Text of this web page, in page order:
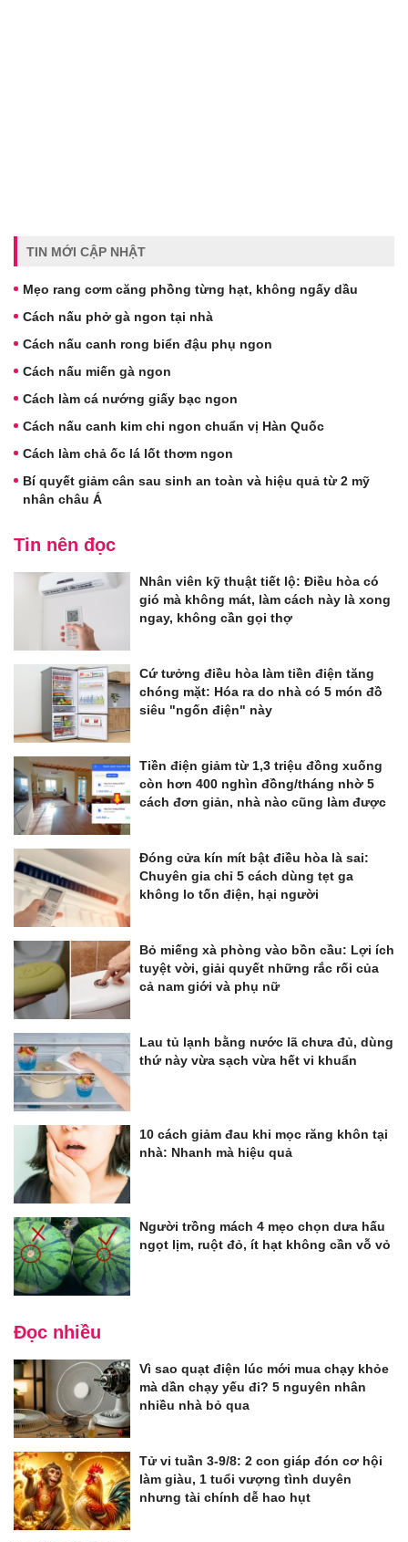
TIN MỚI CẬP NHẬT
Mẹo rang cơm căng phồng từng hạt, không ngấy dầu
Cách nấu phở gà ngon tại nhà
Cách nấu canh rong biển đậu phụ ngon
Cách nấu miến gà ngon
Cách làm cá nướng giấy bạc ngon
Cách nấu canh kim chi ngon chuẩn vị Hàn Quốc
Cách làm chả ốc lá lốt thơm ngon
Bí quyết giảm cân sau sinh an toàn và hiệu quả từ 2 mỹ
nhân châu Á
Tin nên đọc
Nhân viên kỹ thuật tiết lộ: Điều hòa có
gió mà không mát, làm cách này là xong
ngay, không cần gọi thợ
Cứ tưởng điều hòa làm tiền điện tăng
chóng mặt: Hóa ra do nhà có 5 món đồ
siêu "ngốn điện" này
Tiền điện giảm từ 1,3 triệu đồng xuống
còn hơn 400 nghìn đồng/tháng nhờ 5
cách đơn giản, nhà nào cũng làm được
Đóng cửa kín mít bật điều hòa là sai:
Chuyên gia chỉ 5 cách dùng tẹt ga
không lo tốn điện, hại người
Bỏ miếng xà phòng vào bồn cầu: Lợi ích
tuyệt vời, giải quyết những rắc rối của
cả nam giới và phụ nữ
Lau tủ lạnh bằng nước lã chưa đủ, dùng
thứ này vừa sạch vừa hết vi khuẩn
10 cách giảm đau khi mọc răng khôn tại
nhà: Nhanh mà hiệu quả
Người trồng mách 4 mẹo chọn dưa hấu
ngọt lịm, ruột đỏ, ít hạt không cần vỗ vỏ
Đọc nhiều
Vì sao quạt điện lúc mới mua chạy khỏe
mà dần chạy yếu đi? 5 nguyên nhân
nhiều nhà bỏ qua
Tử vi tuần 3-9/8: 2 con giáp đón cơ hội
làm giàu, 1 tuổi vượng tình duyên
nhưng tài chính dễ hao hụt